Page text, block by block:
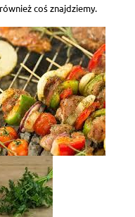
coś znajdziemy.